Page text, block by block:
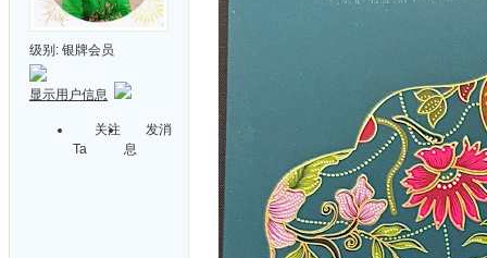
级别: 银牌会员
显示用户信息
关注
Ta
发消
息